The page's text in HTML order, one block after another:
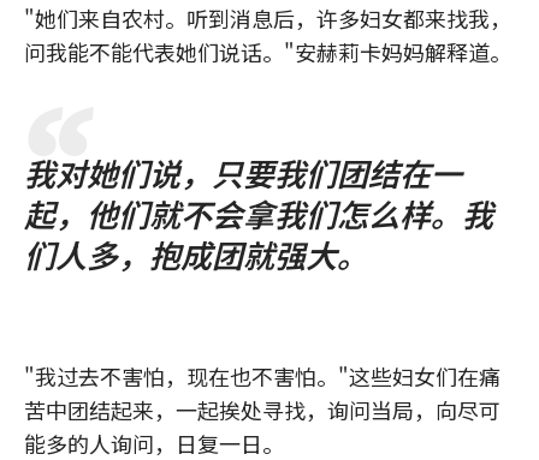
"她们来自农村。听到消息后，许多妇女都来找我，
问我能不能代表她们说话。"安赫莉卡妈妈解释道。
我对她们说，只要我们团结在一
起，他们就不会拿我们怎么样。我
们人多，抱成团就强大。
"我过去不害怕，现在也不害怕。"这些妇女们在痛
苦中团结起来，一起挨处寻找，询问当局，向尽可
能多的人询问，日复一日。